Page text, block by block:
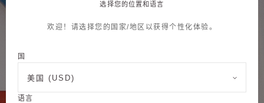
选择您的位置和语言
欢迎！请选择您的国家/地区以获得个性化体验。
国
美国 (USD)
语言